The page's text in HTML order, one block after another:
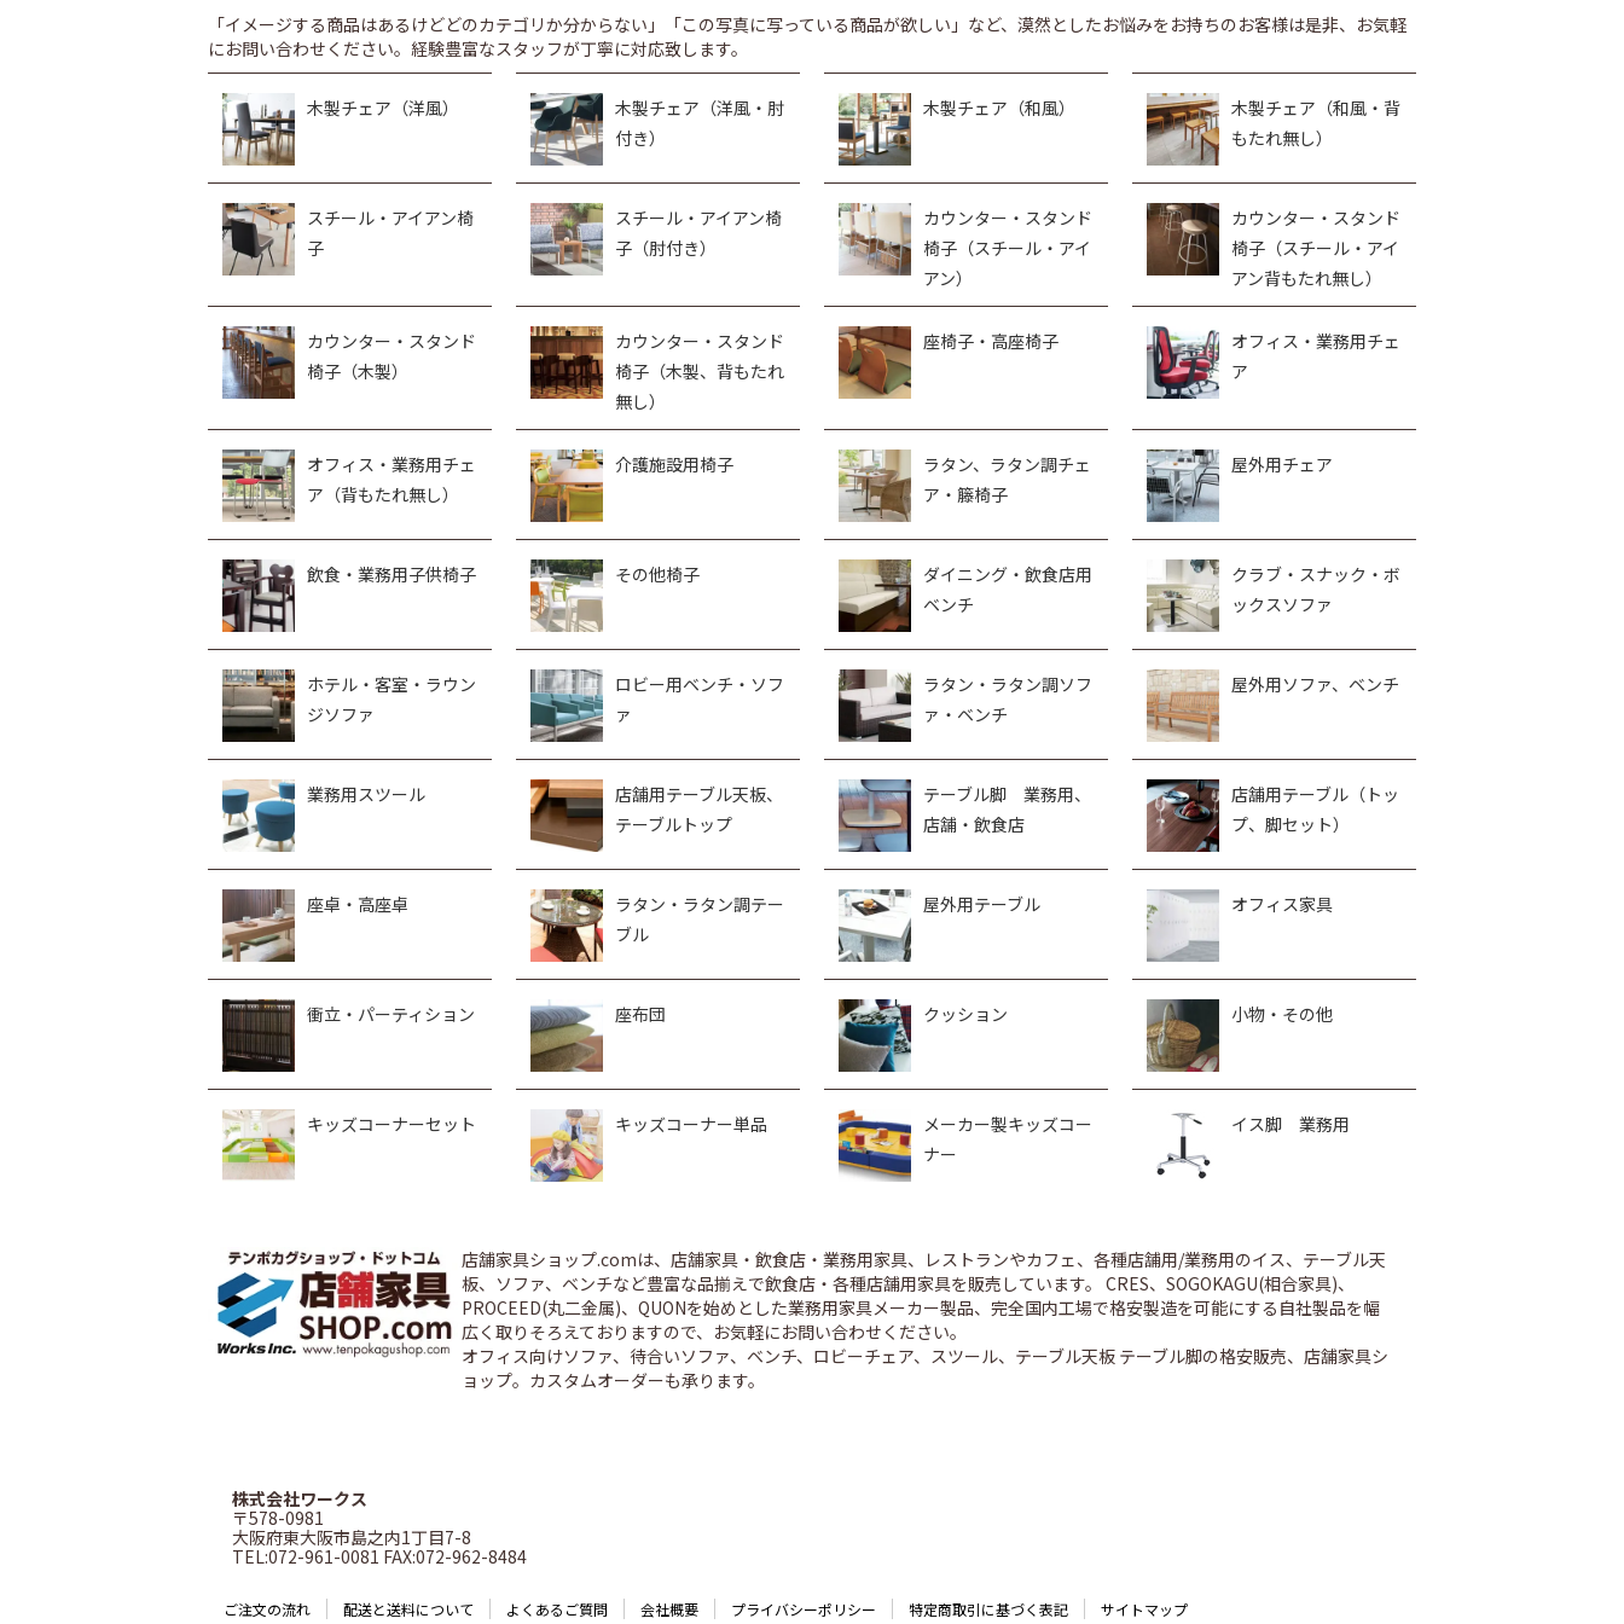
「イメージする商品はあるけどどのカテゴリか分からない」「この写真に写っている商品が欲しい」など、漠然としたお悩みをお持ちのお客様は是非、お気軽
にお問い合わせください。経験豊富なスタッフが丁寧に対応致します。
木製チェア（洋風）
木製チェア（洋風・肘
付き）
木製チェア（和風）
木製チェア（和風・背
もたれ無し）
スチール・アイアン椅
子
スチール・アイアン椅
子（肘付き）
カウンター・スタンド
椅子（スチール・アイ
アン）
カウンター・スタンド
椅子（スチール・アイ
アン背もたれ無し）
カウンター・スタンド
椅子（木製）
カウンター・スタンド
椅子（木製、背もたれ
無し）
座椅子・高座椅子
オフィス・業務用チェ
ア
オフィス・業務用チェ
ア（背もたれ無し）
介護施設用椅子
ラタン、ラタン調チェ
ア・籐椅子
屋外用チェア
飲食・業務用子供椅子 その他椅子
ダイニング・飲食店用
ベンチ
クラブ・スナック・ボ
ックスソファ
ホテル・客室・ラウン
ジソファ
ロビー用ベンチ・ソフ
ァ
ラタン・ラタン調ソフ
ァ・ベンチ
屋外用ソファ、ベンチ
業務用スツール
店舗用テーブル天板、
テーブルトップ
テーブル脚 業務用、
店舗・飲食店
店舗用テーブル（トッ
プ、脚セット）
座卓・高座卓
ラタン・ラタン調テー
ブル
屋外用テーブル オフィス家具
衝立・パーティション 座布団 クッション 小物・その他
キッズコーナーセット キッズコーナー単品
メーカー製キッズコー
ナー
イス脚 業務用
店舗家具ショップ.comは、店舗家具・飲食店・業務用家具、レストランやカフェ、各種店舗用/業務用のイス、テーブル天
板、ソファ、ベンチなど豊富な品揃えで飲食店・各種店舗用家具を販売しています。 CRES、SOGOKAGU(相合家具)、
PROCEED(丸二金属)、QUONを始めとした業務用家具メーカー製品、完全国内工場で格安製造を可能にする自社製品を幅
広く取りそろえておりますので、お気軽にお問い合わせください。
オフィス向けソファ、待合いソファ、ベンチ、ロビーチェア、スツール、テーブル天板 テーブル脚の格安販売、店舗家具シ
ョップ。カスタムオーダーも承ります。
株式会社ワークス
〒578-0981
大阪府東大阪市島之内1丁目7-8
TEL:072-961-0081 FAX:072-962-8484
ご注文の流れ 配送と送料について よくあるご質問 会社概要 プライバシーポリシー 特定商取引に基づく表記 サイトマップ